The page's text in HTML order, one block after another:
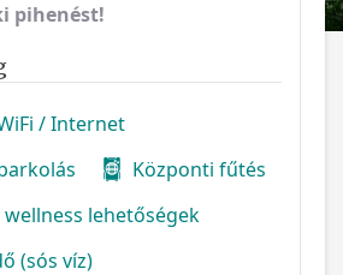
pihenést!
/ Internet
Központi fűtés
wellness lehetőségek
(sós víz)